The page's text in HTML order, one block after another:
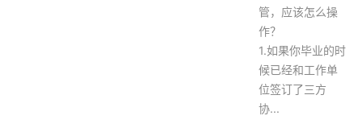
管，应该怎么操
作？
1.如果你毕业的时
候已经和工作单
位签订了三方
协...